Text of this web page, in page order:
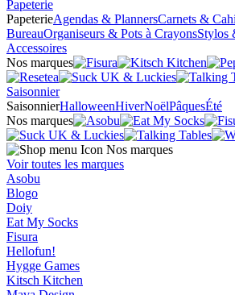
Papeterie
PapeterieAgendas & PlannersCarnets &
BureauOrganiseurs & Pots à CrayonsStylos
Accessoires
Nos marques
Saisonnier
SaisonnierHalloweenHiverNoëlPâquesÉté
Nos marques
Nos marques
Voir toutes les marques
Asobu
Blogo
Doiy
Eat My Socks
Fisura
Hellofun!
Hygge Games
Kitsch Kitchen